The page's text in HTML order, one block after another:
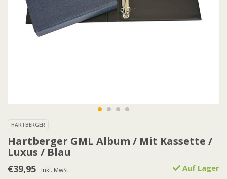
HARTBERGER
Hartberger GML Album / Mit Kassette /
Luxus / Blau
€39,95 Inkl. MwSt. Auf Lager